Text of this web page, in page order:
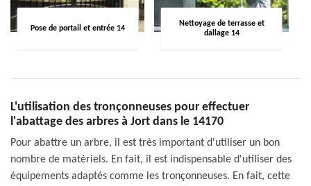
Pose de portail et entrée 14
Nettoyage de terrasse et
dallage 14
L'utilisation des tronçonneuses pour effectuer
l'abattage des arbres à Jort dans le 14170
Pour abattre un arbre, il est très important d'utiliser un bon
nombre de matériels. En fait, il est indispensable d'utiliser des
équipements adaptés comme les tronçonneuses. En fait, cette